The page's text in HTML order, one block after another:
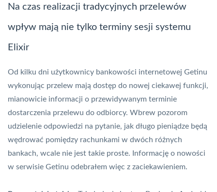
Na czas realizacji tradycyjnych przelewów
wpływ mają nie tylko terminy sesji systemu
Elixir
Od kilku dni użytkownicy bankowości internetowej Getinu
wykonując przelew mają dostęp do nowej ciekawej funkcji,
mianowicie informacji o przewidywanym terminie
dostarczenia przelewu do odbiorcy. Wbrew pozorom
udzielenie odpowiedzi na pytanie, jak długo pieniądze będą
wędrować pomiędzy rachunkami w dwóch różnych
bankach, wcale nie jest takie proste. Informację o nowości
w serwisie Getinu odebrałem więc z zaciekawieniem.